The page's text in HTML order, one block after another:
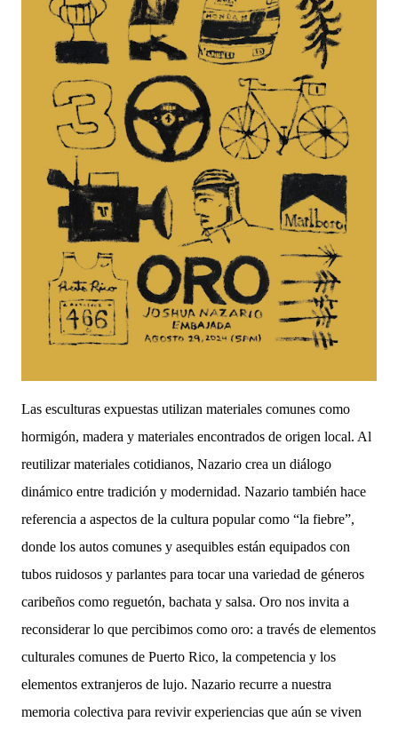
Las esculturas expuestas utilizan materiales comunes como
hormigón, madera y materiales encontrados de origen local. Al
reutilizar materiales cotidianos, Nazario crea un diálogo
dinámico entre tradición y modernidad. Nazario también hace
referencia a aspectos de la cultura popular como “la fiebre”,
donde los autos comunes y asequibles están equipados con
tubos ruidosos y parlantes para tocar una variedad de géneros
caribeños como reguetón, bachata y salsa. Oro nos invita a
reconsiderar lo que percibimos como oro: a través de elementos
culturales comunes de Puerto Rico, la competencia y los
elementos extranjeros de lujo. Nazario recurre a nuestra
memoria colectiva para revivir experiencias que aún se viven